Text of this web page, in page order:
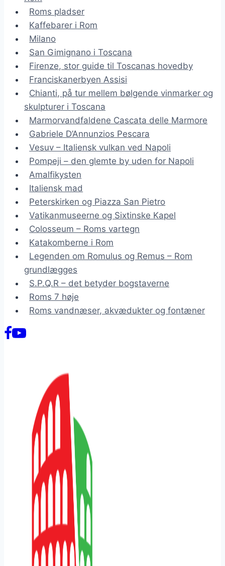
Roms pladser
Kaffebarer i Rom
Milano
San Gimignano i Toscana
Firenze, stor guide til Toscanas hovedby
Franciskanerbyen Assisi
Chianti, på tur mellem bølgende vinmarker og
skulpturer i Toscana
Marmorvandfaldene Cascata delle Marmore
Gabriele D’Annunzios Pescara
Vesuv – Italiensk vulkan ved Napoli
Pompeji – den glemte by uden for Napoli
Amalfikysten
Italiensk mad
Peterskirken og Piazza San Pietro
Vatikanmuseerne og Sixtinske Kapel
Colosseum – Roms vartegn
Katakomberne i Rom
Legenden om Romulus og Remus – Rom
grundlægges
S.P.Q.R – det betyder bogstaverne
Roms 7 høje
Roms vandnæser, akvædukter og fontæner